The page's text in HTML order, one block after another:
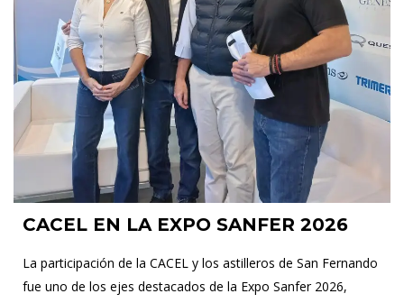
CACEL EN LA EXPO SANFER 2026
La participación de la CACEL y los astilleros de San Fernando
fue uno de los ejes destacados de la Expo Sanfer 2026,